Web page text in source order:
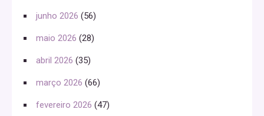
junho 2026 (56)
maio 2026 (28)
abril 2026 (35)
março 2026 (66)
fevereiro 2026 (47)